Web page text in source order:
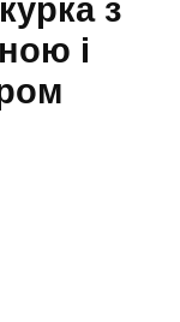
з
і